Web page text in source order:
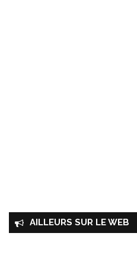
AILLEURS SUR LE WEB